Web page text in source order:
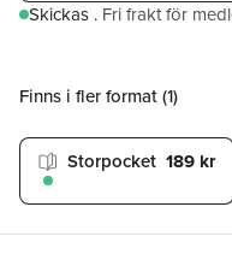
Skickas . Fri frakt för
Finns i fler format (1)
Storpocket 189 kr